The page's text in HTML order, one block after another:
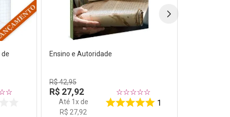
de
☆
Ensino e Autoridade
R$42,95
R$ 27,92
Até 1 x de
R$ 27,92
☆☆☆☆☆
1